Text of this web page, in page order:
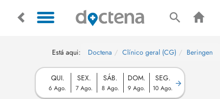
Está aqui: Doctena Clínico geral (CG) Beringen
QUI.
6 Ago.
SEX.
7 Ago.
SÁB.
8 Ago.
DOM.
9 Ago.
SEG.
10 Ago.